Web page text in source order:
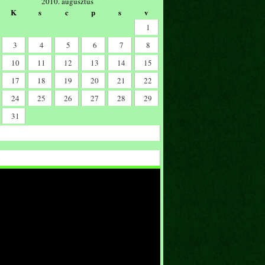
K s c p s v
1
3 4 5 6 7
8
10 11 12 13 14
15
17 18 19 20 21
22
24 25 26 27 28
29
31